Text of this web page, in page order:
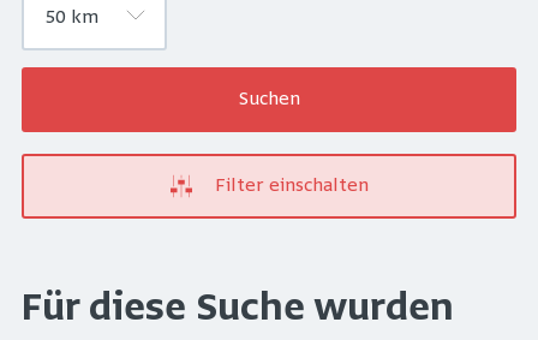
Suchen
Filter einschalten
Für diese Suche wurden